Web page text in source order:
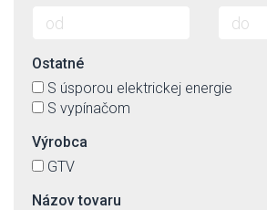
Ostatné
S úsporou elektrickej energie
S vypínačom
Výrobca
GTV
Názov tovaru